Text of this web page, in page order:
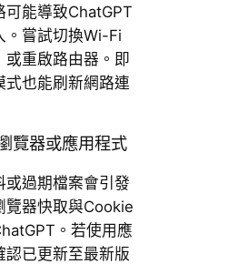
可能導致ChatGPT
。嘗試切換Wi-Fi
或重啟路由器。即
式也能刷新網路連
覽器或應用程式
或過期檔案會引發
覽器快取與Cookie
。若使用應
認已更新至最新版